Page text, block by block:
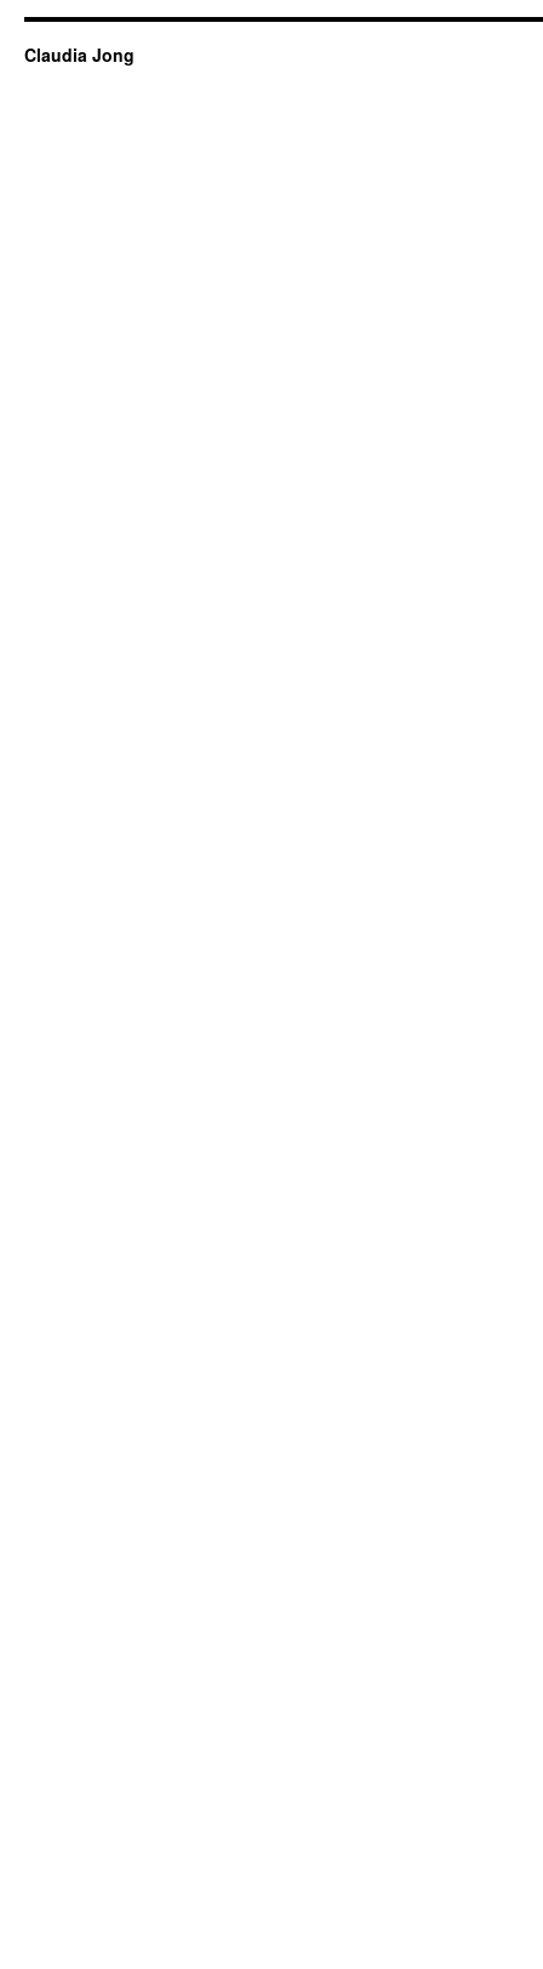
Claudia Jong